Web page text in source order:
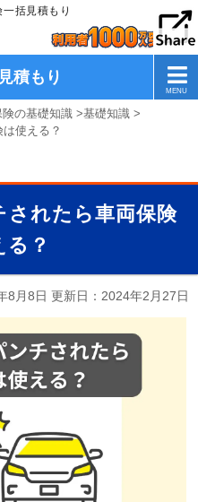
括見積もり
積もり
険の基礎知識 >基礎知識 >
使える？
れたら車両保険
る？
8月8日 更新日： 2024年2月27日